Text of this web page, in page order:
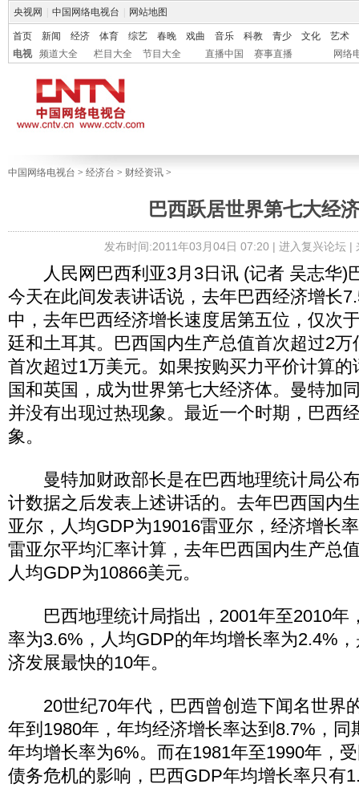
央视网 中国网络电视台 网站地图
首页 新闻 经济 体育 综艺 春晚 戏曲 音乐 科教 青少 文化
艺术
电视
频道大全 栏目大全 节目大全 直播中国 赛事直播 网络
中国网络电视台 > 经济台 > 财经资讯 >
巴西跃居世界第七大经
发布时间:2011年03月04日 07:20 | 进入复兴论坛|
人民网巴西利亚3月3日讯 (记者 吴志华)
今天在此间发表讲话说，去年巴西经济增长
中，去年巴西经济增长速度居第五位，仅次
廷和土耳其。巴西国内生产总值首次超过2
首次超过1万美元。如果按购买力平价计算
国和英国，成为世界第七大经济体。曼特加
并没有出现过热现象。最近一个时期，巴西
象。
曼特加财政部长是在巴西地理统计局公
计数据之后发表上述讲话的。去年巴西国内
亚尔，人均GDP为19016雷亚尔，经济增长
雷亚尔平均汇率计算，去年巴西国内生产总
人均GDP为10866美元。
巴西地理统计局指出，2001年至2010年
率为3.6%，人均GDP的年均增长率为2.4%
济发展最快的10年。
20世纪70年代，巴西曾创造下闻名世界的
年到1980年，年均经济增长率达到8.7%，同
年均增长率为6%。而在1981年至1990年，
债务危机的影响，巴西GDP年均增长率只有